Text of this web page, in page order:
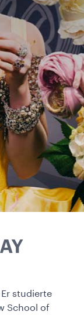
studierte
School of